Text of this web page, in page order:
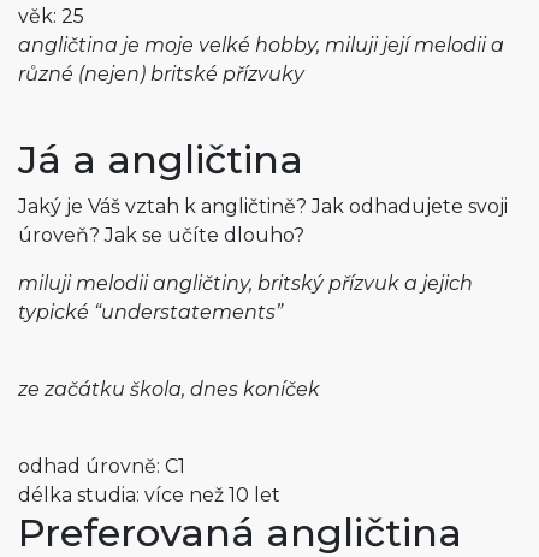
věk: 25
angličtina je moje velké hobby, miluji její melodii a
různé (nejen) britské přízvuky
Já a angličtina
Jaký je Váš vztah k angličtině? Jak odhadujete svoji
úroveň? Jak se učíte dlouho?
miluji melodii angličtiny, britský přízvuk a jejich
typické “understatements”
ze začátku škola, dnes koníček
odhad úrovně: C1
délka studia: více než 10 let
Preferovaná angličtina